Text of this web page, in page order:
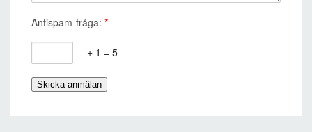
Antispam-fråga: *
+ 1 = 5